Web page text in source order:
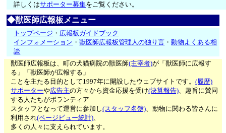
詳しくはサポーター募集をご覧ください。
◆獣医師広報板メニュー
トップページ ・ 広報板ガイドブック
インフォメーション ・獣医師広報板管理人の独り言 ・動物よくある相
談
獣医師広報板は、町の犬猫病院の獣医師(主宰者)が「獣医師に広報す
る」「獣医師が広報する」
ことを主たる目的として1997年に開設したウェブサイトです。(履歴)
サポーターや広告主の方々から資金応援を受け(決算報告)、趣旨に賛同
する人たちがボランティア
スタッフとなって運営に参加し(スタッフ名簿)、動物に関わる皆さんに
利用され(ページビュー統計)、
多くの人々に支えられています。